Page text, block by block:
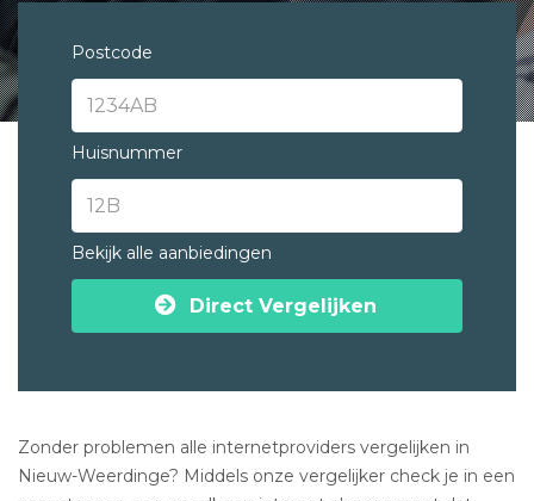
Postcode
Huisnummer
Bekijk alle aanbiedingen
Direct Vergelijken
Zonder problemen alle internetproviders vergelijken in
Nieuw-Weerdinge? Middels onze vergelijker check je in een